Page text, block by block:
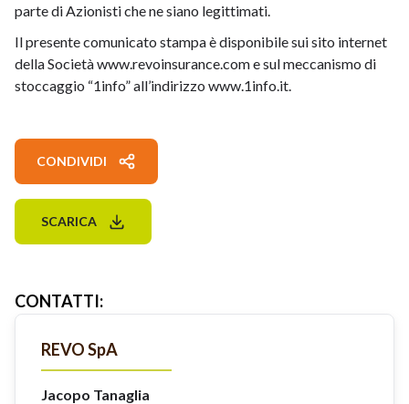
parte di Azionisti che ne siano legittimati.
Il presente comunicato stampa è disponibile sui sito internet
della Società www.revoinsurance.com e sul meccanismo di
stoccaggio “1info” all’indirizzo www.1info.it.
CONDIVIDI
SCARICA
CONTATTI:
REVO SpA
Jacopo Tanaglia